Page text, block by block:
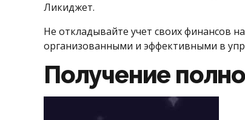
Ликиджет.
Не откладывайте учет своих финансов
организованными и эффективными в
Получение